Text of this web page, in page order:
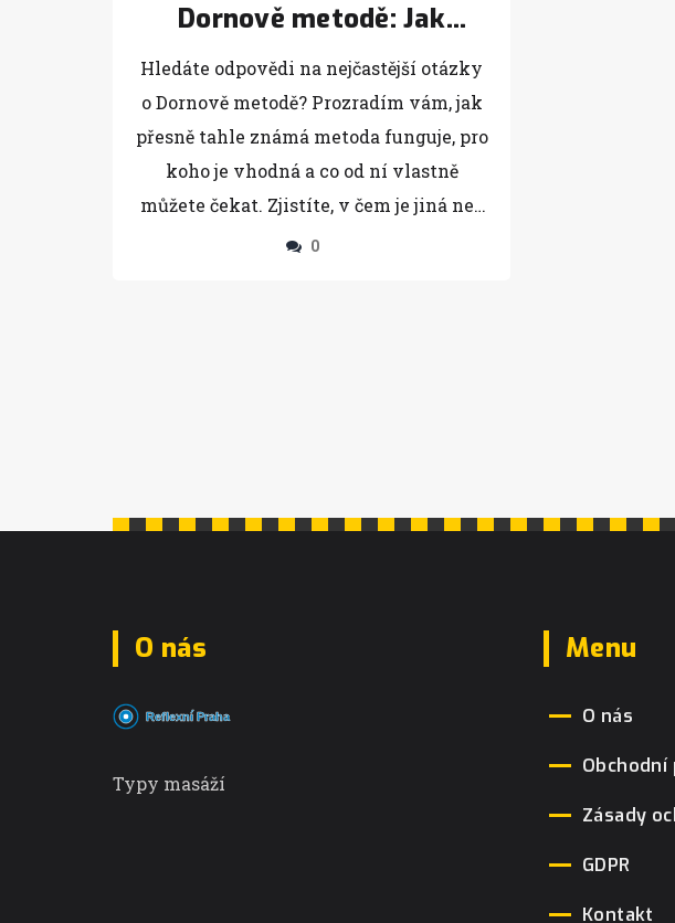
Dornově metodě: Jak
funguje a co od ní čekat
Hledáte odpovědi na nejčastější otázky
o Dornově metodě? Prozradím vám, jak
přesně tahle známá metoda funguje, pro
koho je vhodná a co od ní vlastně
můžete čekat. Zjistíte, v čem je jiná než
běžné masáže nebo fyzioterapie. Přidám
0
O nás
Typy masáží
Menu
O nás
Zásady
GDPR
Kontakt